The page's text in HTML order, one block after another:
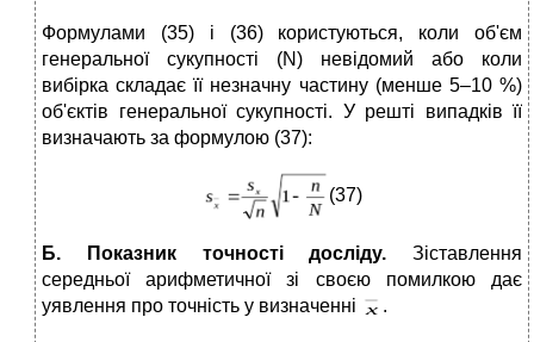
Формулами (35) і (36) користуються, коли об'єм
генеральної сукупності (N) невідомий або коли
вибірка складає її незначну частину (менше 5–10 %)
об'єктів генеральної сукупності. У решті випадків її
визначають за формулою (37):
(37)
Б. Показник точності досліду. Зіставлення
середньої арифметичної зі своєю помилкою дає
уявлення про точність у визначенні
.